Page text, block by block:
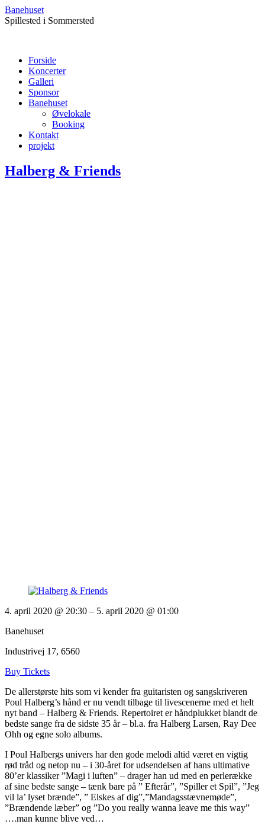
Banehuset
Spillested i Sommersted
Forside
Koncerter
Galleri
Sponsor
Banehuset
Øvelokale
Booking
Kontakt
projekt
Halberg & Friends
4. april 2020 @ 20:30 – 5. april 2020 @ 01:00
Banehuset
Industrivej 17, 6560
Buy Tickets
De allerstørste hits som vi kender fra guitaristen og sangskriveren
Poul Halberg’s hånd er nu vendt tilbage til livescenerne med et helt
nyt band – Halberg & Friends. Repertoiret er håndplukket blandt de
bedste sange fra de sidste 35 år – bl.a. fra Halberg Larsen, Ray Dee
Ohh og egne solo albums.
I Poul Halbergs univers har den gode melodi altid været en vigtig
rød tråd og netop nu – i 30-året for udsendelsen af hans ultimative
80’er klassiker ”Magi i luften” – drager han ud med en perlerække
af sine bedste sange – tænk bare på ” Efterår”, ”Spiller et Spil”, ”Jeg
vil la’ lyset brænde”, ” Elskes af dig”,”Mandagsstævnemøde”,
”Brændende læber” og ”Do you really wanna leave me this way”
….man kunne blive ved…